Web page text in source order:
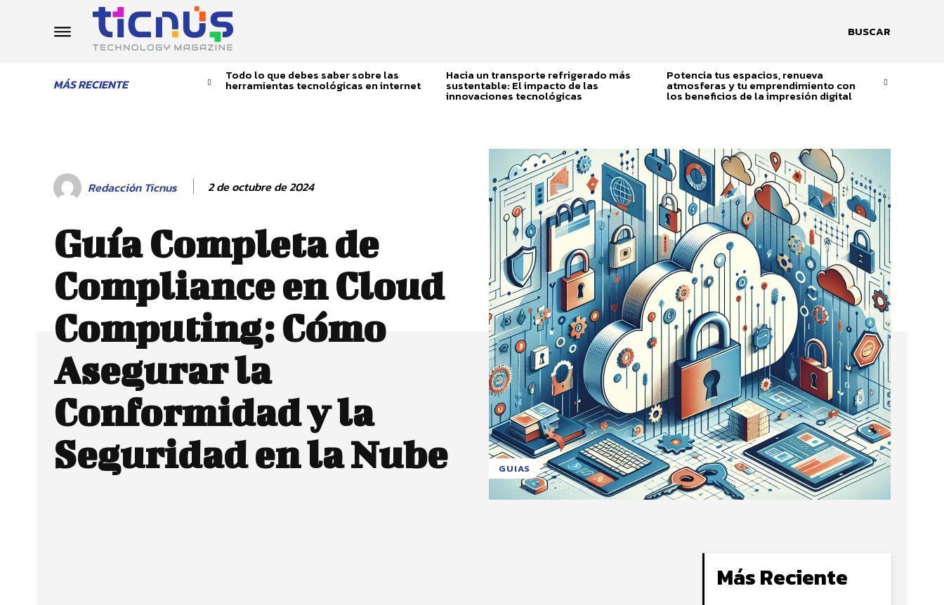
BUSCAR
MÁS RECIENTE
Todo lo que debes saber sobre las
herramientas tecnológicas en internet
Hacia un transporte refrigerado más
sustentable: El impacto de las
innovaciones tecnológicas
Potencia tus espacios, renueva
atmosferas y tu emprendimiento con
los beneficios de la impresión digital
Redacción Ticnus 2 de octubre de 2024
Guía Completa de
Compliance en Cloud
Computing: Cómo
Asegurar la
Conformidad y la
Seguridad en la Nube
GUIAS
Más Reciente